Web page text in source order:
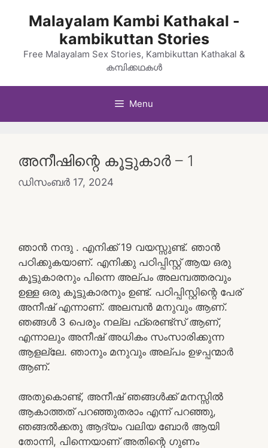
Malayalam Kambi Kathakal -
kambikuttan Stories
Free Malayalam Sex Stories, Kambikuttan Kathakal &
കമ്പിക്കഥകൾ
Menu
അനീഷിന്റെ കൂട്ടുകാർ – 1
ഡിസംബർ 17, 2024
ഞാൻ നന്ദു . എനിക്ക്‌ 19 വയസ്സുണ്ട്. ഞാൻ
പഠിക്കുകയാണ്. എനിക്കു പഠിപ്പിസ്റ്റ് ആയ ഒരു
കൂട്ടുകാരനും പിന്നെ അല്പം അലമ്പത്തരവും
ഉള്ള ഒരു കൂട്ടുകാരനും ഉണ്ട്‌. പഠിപ്പിസ്റ്റിന്റെ പേര്
അനീഷ് എന്നാണ്. അലമ്പൻ മനുവും ആണ്.
ഞങ്ങൾ 3 പെരും നല്ല ഫ്രെണ്ട്സ് ആണ്,
എന്നാലും അനീഷ് അധികം സംസാരിക്കുന്ന
ആളല്ലേ. ഞാനും മനുവും അല്പം ഉഴപ്പന്മാർ
ആണ്.
അതുകൊണ്ട്, അനീഷ് ഞങ്ങൾക്ക് മനസ്സിൽ
ആകാത്തത് പറഞ്ഞുതരാം എന്ന് പറഞ്ഞു,
ഞങ്ങൽക്കതു ആദ്യം വലിയ ബോർ ആയി
തോന്നി, പിന്നെയാണ് അതിന്റെ ഗുണം